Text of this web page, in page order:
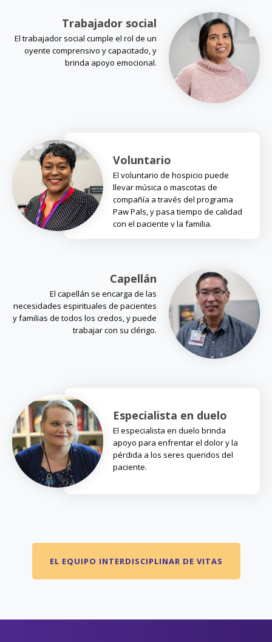
Trabajador social
El trabajador social cumple el rol de un
oyente comprensivo y capacitado, y
brinda apoyo emocional.
Voluntario
El voluntario de hospicio puede
llevar música o mascotas de
compañía a través del programa
Paw Pals, y pasa tiempo de calidad
con el paciente y la familia.
Capellán
El capellán se encarga de las
necesidades espirituales de pacientes
y familias de todos los credos, y puede
trabajar con su clérigo.
Especialista en duelo
El especialista en duelo brinda
apoyo para enfrentar el dolor y la
pérdida a los seres queridos del
paciente.
EL EQUIPO INTERDISCIPLINAR DE VITAS